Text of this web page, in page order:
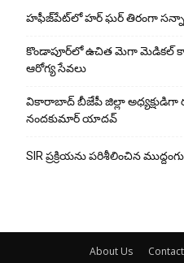
హఫీజ్‌పేట్‌లో హర్ ఘర్ తిరంగా
కొండాపూర్‌లో ఉచిత మెగా మెడికల్
ఆరోగ్య సేవలు
వికారాబాద్ బీజేపీ జిల్లా అధ్యక్షుడిగా
నందకుమార్ యాదవ్
SIR ప్రక్రియను పరిశీలించిన
About Us